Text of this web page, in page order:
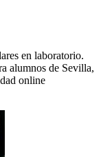
en laboratorio.
alumnos de Sevilla,
online